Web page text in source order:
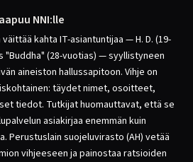
NNI:lle
kahta IT-asiantuntijaa — H. D. (19-
"Buddha" (28-vuotias) — syyllistyneen
aineiston hallussapitoon. Vihje on
täydet nimet, osoitteet,
tiedot. Tutkijat huomauttavat, että se
asiakirjaa enemmän kuin
Perustuslain suojeluvirasto (AH) vetää
vihjeeseen ja painostaa ratsioiden